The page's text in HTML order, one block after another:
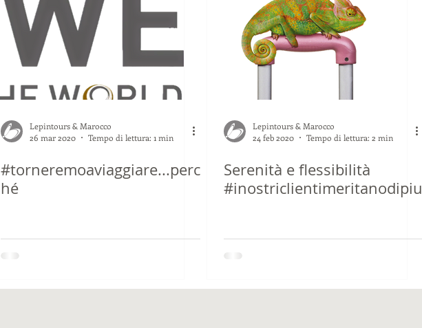
Lepintours & Marocco
26 mar 2020
Tempo di lettura: 1 min
#torneremoaviaggiare...perc
hé
Lepintours & Marocco
24 feb 2020
Tempo di lettura: 2 min
Serenità e flessibilità
#inostriclientimeritanodipiu